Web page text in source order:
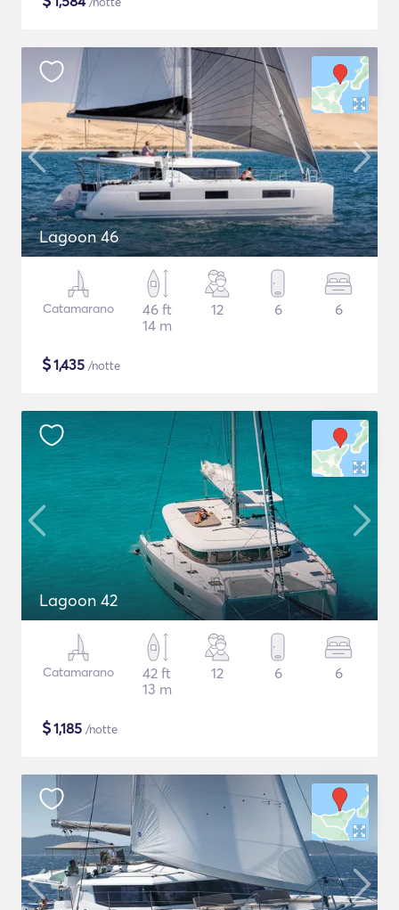
Lagoon 46
Catamarano
46 ft
14 m
12 6 6
$1,435 /notte
Lagoon 42
Catamarano
42 ft
13 m
12 6 6
$1,185 /notte